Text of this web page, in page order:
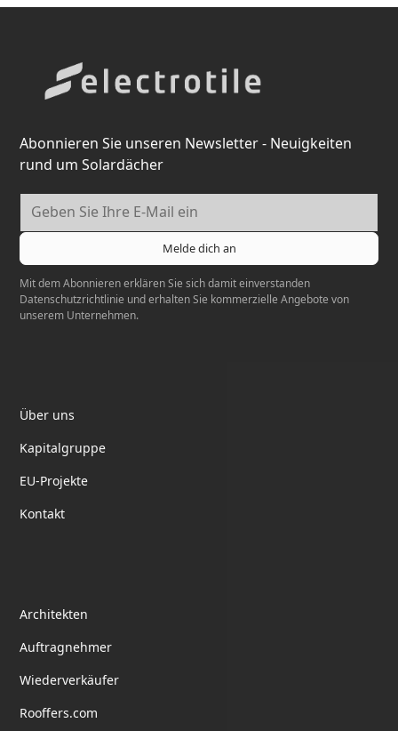
Abonnieren Sie unseren Newsletter - Neuigkeiten
rund um Solardächer
Mit dem Abonnieren erklären Sie sich damit einverstanden
Datenschutzrichtlinie und erhalten Sie kommerzielle Angebote von
unserem Unternehmen.
Über uns
Kapitalgruppe
EU-Projekte
Kontakt
Architekten
Auftragnehmer
Wiederverkäufer
Rooffers.com